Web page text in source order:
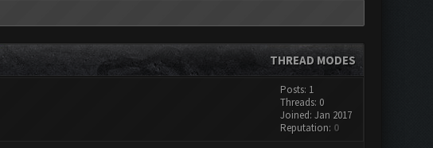
THREAD MODES
Posts: 1
Threads: 0
Joined: Jan 2017
Reputation: 0